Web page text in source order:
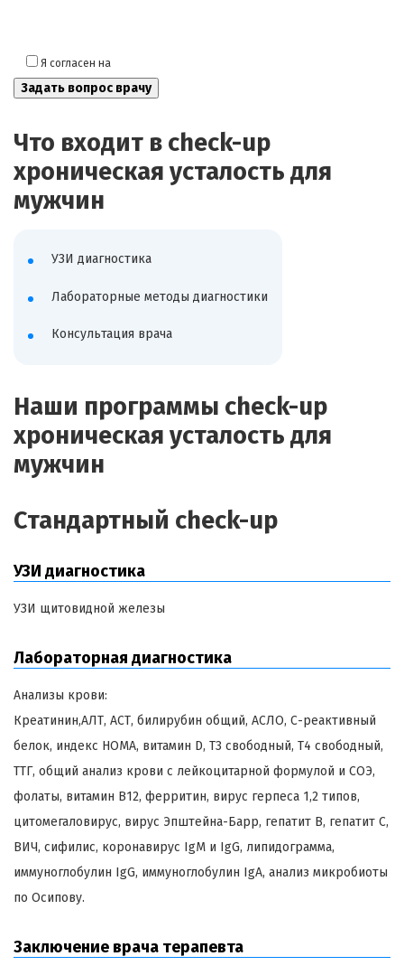
Я согласен на
Что входит в check-up
хроническая усталость для
мужчин
УЗИ диагностика
Лабораторные методы диагностики
Консультация врача
Наши программы check-up
хроническая усталость для
мужчин
Стандартный check-up
УЗИ диагностика
УЗИ щитовидной железы
Лабораторная диагностика
Анализы крови:
Креатинин,АЛТ, АСТ, билирубин общий, АСЛО, С-реактивный
белок, индекс HOMA, витамин D, Т3 свободный, Т4 свободный,
ТТГ, общий анализ крови с лейкоцитарной формулой и СОЭ,
фолаты, витамин В12, ферритин, вирус герпеса 1,2 типов,
цитомегаловирус, вирус Эпштейна-Барр, гепатит В, гепатит С,
ВИЧ, сифилис, коронавирус IgM и IgG, липидограмма,
иммуноглобулин IgG, иммуноглобулин IgA, анализ микробиоты
по Осипову.
Заключение врача терапевта